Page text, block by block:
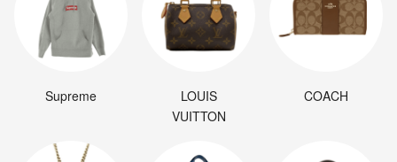
Supreme
LOUIS
VUITTON
COACH